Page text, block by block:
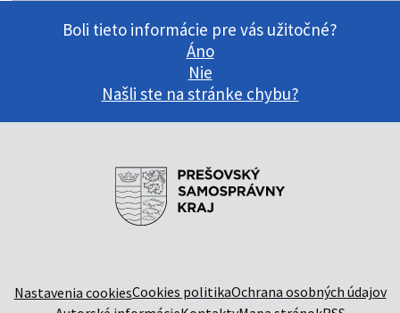
Boli tieto informácie pre vás užitočné?
Áno
Nie
Našli ste na stránke chybu?
Nastavenia cookiesCookies politikaOchrana osobných údajov